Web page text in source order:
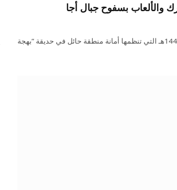
والألعاب بسفوح جبال أجا
جذبت احتفالات عيد الأضحى المبارك 1445هـ التي تنظمها أمانة منطقة حائل في حديقة “بهجة